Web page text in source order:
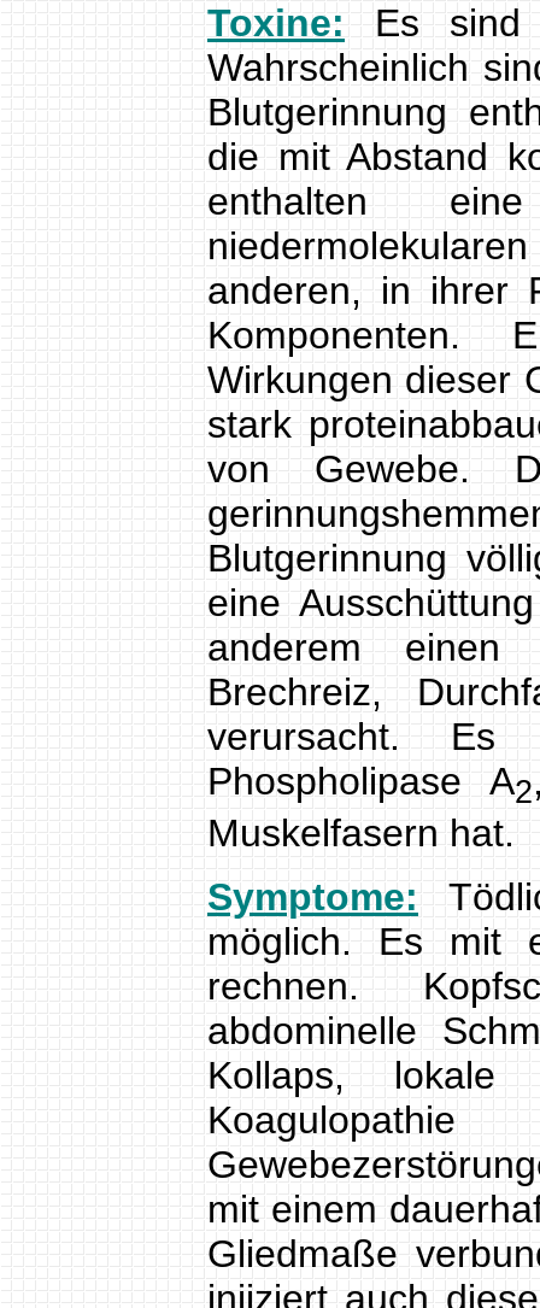
Toxine: Es sind
Wahrscheinlich
Blutgerinnung
die mit Abstand
enthalten
anderen, in ihrer
Komponenten.
Wirkungen dieser
stark
von Gewebe.
Blutgerinnung
eine
anderem einen
Brechreiz,
verursacht. Es
Phospholipase A2
Muskelfasern hat.
Symptome:
möglich. Es mit
rechnen.
abdominelle
Kollaps, lokale
mit einem
Gliedmaße
injiziert auch